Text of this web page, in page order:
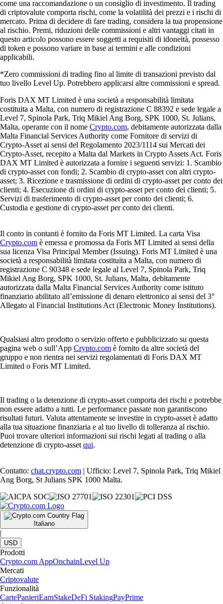
come una raccomandazione o un consiglio di investimento. Il trading
di criptovalute comporta rischi, come la volatilità dei prezzi e i rischi di
mercato. Prima di decidere di fare trading, considera la tua propensione
al rischio. Premi, riduzioni delle commissioni e altri vantaggi citati in
questo articolo possono essere soggetti a requisiti di idoneità, possesso
di token e possono variare in base ai termini e alle condizioni
applicabili.
*Zero commissioni di trading fino al limite di transazioni previsto dal
tuo livello Level Up. Potrebbero applicarsi altre commissioni e spread.
Foris DAX MT Limited è una società a responsabilità limitata
costituita a Malta, con numero di registrazione C 88392 e sede legale a
Level 7, Spinola Park, Triq Mikiel Ang Borg, SPK 1000, St. Julians,
Malta, operante con il nome Crypto.com, debitamente autorizzata dalla
Malta Financial Services Authority come Fornitore di servizi di
Crypto-Asset ai sensi del Regolamento 2023/1114 sui Mercati dei
Crypto-Asset, recepito a Malta dal Markets in Crypto Assets Act. Foris
DAX MT Limited è autorizzata a fornire i seguenti servizi: 1. Scambio
di crypto-asset con fondi; 2. Scambio di crypto-asset con altri crypto-
asset; 3. Ricezione e trasmissione di ordini di crypto-asset per conto dei
clienti; 4. Esecuzione di ordini di crypto-asset per conto dei clienti; 5.
Servizi di trasferimento di crypto-asset per conto dei clienti; 6.
Custodia e gestione di crypto-asset per conto dei clienti.
Il conto in contanti è fornito da Foris MT Limited. La carta Visa
Crypto.com è emessa e promossa da Foris MT Limited ai sensi della
sua licenza Visa Principal Member (Issuing). Foris MT Limited è una
società a responsabilità limitata costituita a Malta, con numero di
registrazione C 90348 e sede legale al Level 7, Spinola Park, Triq
Mikiel Ang Borg, SPK 1000, St. Julians, Malta, debitamente
autorizzata dalla Malta Financial Services Authority come istituto
finanziario abilitato all’emissione di denaro elettronico ai sensi del 3°
Allegato al Financial Institutions Act (Electronic Money Institutions).
Qualsiasi altro prodotto o servizio offerto e pubblicizzato su questa
pagina web o sull’App Crypto.com è fornito da altre società del
gruppo e non rientra nei servizi regolamentati di Foris DAX MT
Limited o Foris MT Limited.
Il trading o la detenzione di crypto-asset comporta dei rischi e potrebbe
non essere adatto a tutti. Le performance passate non garantiscono
risultati futuri. Valuta attentamente se investire in crypto-asset è adatto
alla tua situazione finanziaria e al tuo livello di tolleranza al rischio.
Puoi trovare ulteriori informazioni sui rischi legati al trading o alla
detenzione di crypto-asset qui.
Contatto: chat.crypto.com | Ufficio: Level 7, Spinola Park, Triq Mikiel
Ang Borg, St Julians SPK 1000 Malta.
Italiano
|
USD
Prodotti
Crypto.com AppOnchainLevel Up
Mercati
Criptovalute
Funzionalità
CartePanieriEarnStakeDeFi StakingPayPrime